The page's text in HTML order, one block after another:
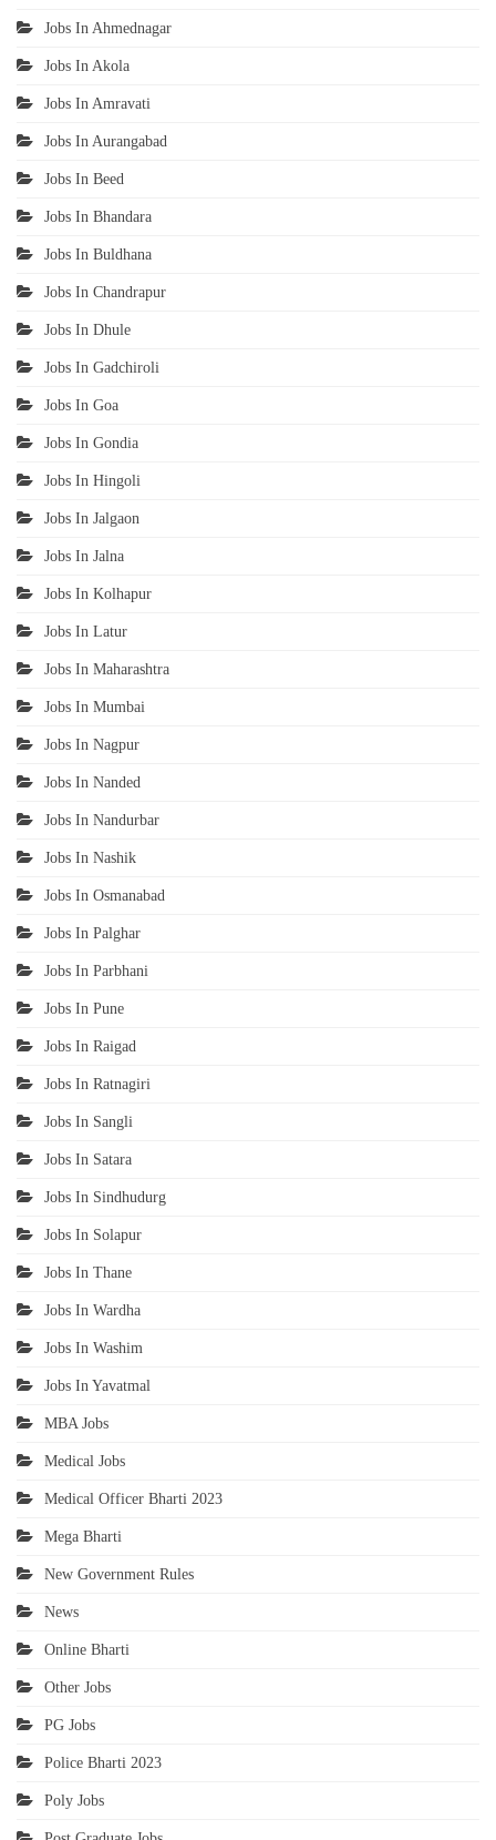
Jobs In Ahmednagar
Jobs In Akola
Jobs In Amravati
Jobs In Aurangabad
Jobs In Beed
Jobs In Bhandara
Jobs In Buldhana
Jobs In Chandrapur
Jobs In Dhule
Jobs In Gadchiroli
Jobs In Goa
Jobs In Gondia
Jobs In Hingoli
Jobs In Jalgaon
Jobs In Jalna
Jobs In Kolhapur
Jobs In Latur
Jobs In Maharashtra
Jobs In Mumbai
Jobs In Nagpur
Jobs In Nanded
Jobs In Nandurbar
Jobs In Nashik
Jobs In Osmanabad
Jobs In Palghar
Jobs In Parbhani
Jobs In Pune
Jobs In Raigad
Jobs In Ratnagiri
Jobs In Sangli
Jobs In Satara
Jobs In Sindhudurg
Jobs In Solapur
Jobs In Thane
Jobs In Wardha
Jobs In Washim
Jobs In Yavatmal
MBA Jobs
Medical Jobs
Medical Officer Bharti 2023
Mega Bharti
New Government Rules
News
Online Bharti
Other Jobs
PG Jobs
Police Bharti 2023
Poly Jobs